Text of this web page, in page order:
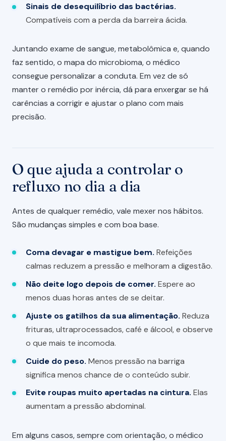
Sinais de desequilíbrio das bactérias.
Compatíveis com a perda da barreira ácida.
Juntando exame de sangue, metabolômica e, quando
faz sentido, o mapa do microbioma, o médico
consegue personalizar a conduta. Em vez de só
manter o remédio por inércia, dá para enxergar se há
carências a corrigir e ajustar o plano com mais
precisão.
O que ajuda a controlar o
refluxo no dia a dia
Antes de qualquer remédio, vale mexer nos hábitos.
São mudanças simples e com boa base.
Coma devagar e mastigue bem. Refeições
calmas reduzem a pressão e melhoram a digestão.
Não deite logo depois de comer. Espere ao
menos duas horas antes de se deitar.
Ajuste os gatilhos da sua alimentação. Reduza
frituras, ultraprocessados, café e álcool, e observe
o que mais te incomoda.
Cuide do peso. Menos pressão na barriga
significa menos chance de o conteúdo subir.
Evite roupas muito apertadas na cintura. Elas
aumentam a pressão abdominal.
Em alguns casos, sempre com orientação, o médico